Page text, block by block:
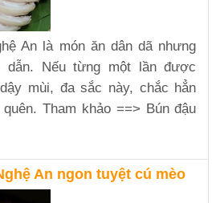
An là món ăn dân dã nhưng
dẫn. Nếu từng một lần được
mùi, đa sắc này, chắc hẳn
Tham khảo ==> Bún đậu
An ngon tuyệt cú mèo